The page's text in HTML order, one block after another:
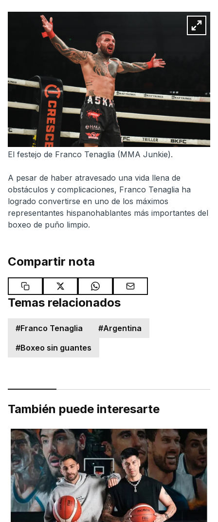
El festejo de Franco Tenaglia (MMA Junkie).
A pesar de haber atravesado una vida llena de
obstáculos y complicaciones, Franco Tenaglia ha
logrado convertirse en uno de los máximos
representantes hispanohablantes más importantes del
boxeo de puño limpio.
Compartir nota
Temas relacionados
#Franco Tenaglia #Argentina
#Boxeo sin guantes
También puede interesarte